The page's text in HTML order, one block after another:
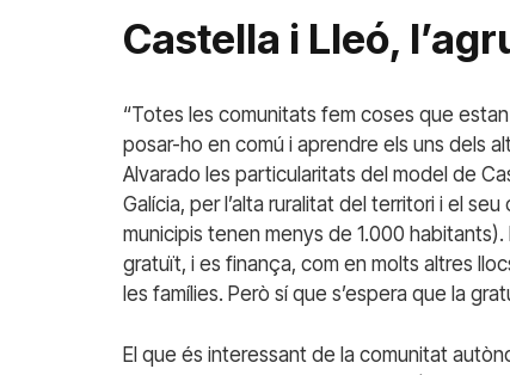
Castella i Lleó,
“Totes les comunitats fem coses que
posar-ho en comú i aprendre els uns dels
Alvarado les particularitats del model de
Galícia, per l’alta ruralitat del territori i el
municipis tenen menys de 1.000
gratuït, i es finança, com en molts altres
les famílies. Però sí que s’espera que la
El que és interessant de la comunitat